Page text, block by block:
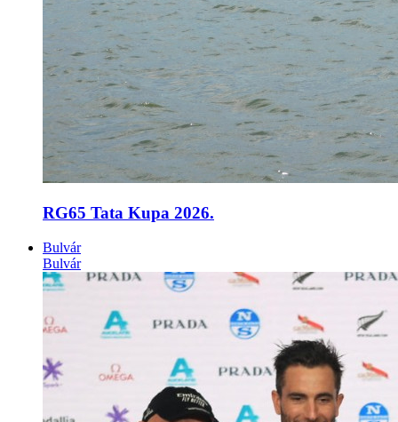
RG65 Tata Kupa 2026.
Bulvár
Bulvár